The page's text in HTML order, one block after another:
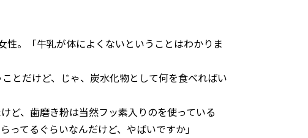
。「牛乳が体によくないということはわかりま
とだけど、じゃ、炭水化物として何を食べればい
ど、歯磨き粉は当然フッ素入りのを使っている
ってるぐらいなんだけど、やばいですか」